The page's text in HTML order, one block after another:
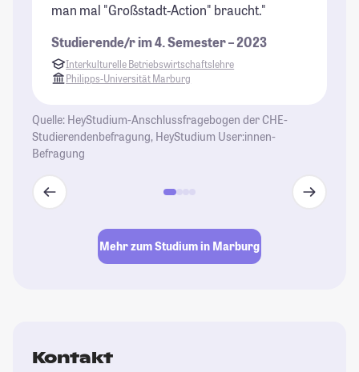
man mal "Großstadt-Action" braucht."
Studierende/r im 4. Semester – 2023
Interkulturelle Betriebswirtschaftslehre
Philipps-Universität Marburg
Quelle: HeyStudium-Anschlussfragebogen der CHE-
Studierendenbefragung, HeyStudium User:innen-
Befragung
Mehr zum Studium in Marburg
Kontakt